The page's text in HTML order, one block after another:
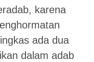
karena
ada dua
dalam adab